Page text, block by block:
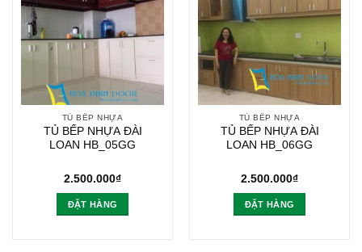
TỦ BẾP NHỰA
TỦ BẾP NHỰA ĐÀI
LOAN HB_05GG
2.500.000₫
ĐẶT HÀNG
TỦ BẾP NHỰA
TỦ BẾP NHỰA ĐÀI
LOAN HB_06GG
2.500.000₫
ĐẶT HÀNG